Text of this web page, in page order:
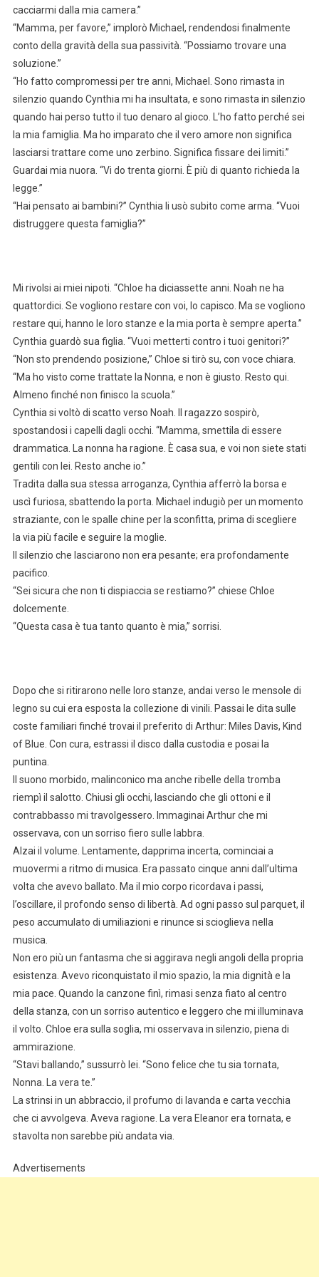
cacciarmi dalla mia camera.”
“Mamma, per favore,” implorò Michael, rendendosi finalmente
conto della gravità della sua passività. “Possiamo trovare una
soluzione.”
“Ho fatto compromessi per tre anni, Michael. Sono rimasta in
silenzio quando Cynthia mi ha insultata, e sono rimasta in silenzio
quando hai perso tutto il tuo denaro al gioco. L’ho fatto perché sei
la mia famiglia. Ma ho imparato che il vero amore non significa
lasciarsi trattare come uno zerbino. Significa fissare dei limiti.”
Guardai mia nuora. “Vi do trenta giorni. È più di quanto richieda la
legge.”
“Hai pensato ai bambini?” Cynthia li usò subito come arma. “Vuoi
distruggere questa famiglia?”
Mi rivolsi ai miei nipoti. “Chloe ha diciassette anni. Noah ne ha
quattordici. Se vogliono restare con voi, lo capisco. Ma se vogliono
restare qui, hanno le loro stanze e la mia porta è sempre aperta.”
Cynthia guardò sua figlia. “Vuoi metterti contro i tuoi genitori?”
“Non sto prendendo posizione,” Chloe si tirò su, con voce chiara.
“Ma ho visto come trattate la Nonna, e non è giusto. Resto qui.
Almeno finché non finisco la scuola.”
Cynthia si voltò di scatto verso Noah. Il ragazzo sospirò,
spostandosi i capelli dagli occhi. “Mamma, smettila di essere
drammatica. La nonna ha ragione. È casa sua, e voi non siete stati
gentili con lei. Resto anche io.”
Tradita dalla sua stessa arroganza, Cynthia afferrò la borsa e
uscì furiosa, sbattendo la porta. Michael indugiò per un momento
straziante, con le spalle chine per la sconfitta, prima di scegliere
la via più facile e seguire la moglie.
Il silenzio che lasciarono non era pesante; era profondamente
pacifico.
“Sei sicura che non ti dispiaccia se restiamo?” chiese Chloe
dolcemente.
“Questa casa è tua tanto quanto è mia,” sorrisi.
Dopo che si ritirarono nelle loro stanze, andai verso le mensole di
legno su cui era esposta la collezione di vinili. Passai le dita sulle
coste familiari finché trovai il preferito di Arthur: Miles Davis, Kind
of Blue. Con cura, estrassi il disco dalla custodia e posai la
puntina.
Il suono morbido, malinconico ma anche ribelle della tromba
riempì il salotto. Chiusi gli occhi, lasciando che gli ottoni e il
contrabbasso mi travolgessero. Immaginai Arthur che mi
osservava, con un sorriso fiero sulle labbra.
Alzai il volume. Lentamente, dapprima incerta, cominciai a
muovermi a ritmo di musica. Era passato cinque anni dall’ultima
volta che avevo ballato. Ma il mio corpo ricordava i passi,
l’oscillare, il profondo senso di libertà. Ad ogni passo sul parquet, il
peso accumulato di umiliazioni e rinunce si scioglieva nella
musica.
Non ero più un fantasma che si aggirava negli angoli della propria
esistenza. Avevo riconquistato il mio spazio, la mia dignità e la
mia pace. Quando la canzone finì, rimasi senza fiato al centro
della stanza, con un sorriso autentico e leggero che mi illuminava
il volto. Chloe era sulla soglia, mi osservava in silenzio, piena di
ammirazione.
“Stavi ballando,” sussurrò lei. “Sono felice che tu sia tornata,
Nonna. La vera te.”
La strinsi in un abbraccio, il profumo di lavanda e carta vecchia
che ci avvolgeva. Aveva ragione. La vera Eleanor era tornata, e
stavolta non sarebbe più andata via.
Advertisements